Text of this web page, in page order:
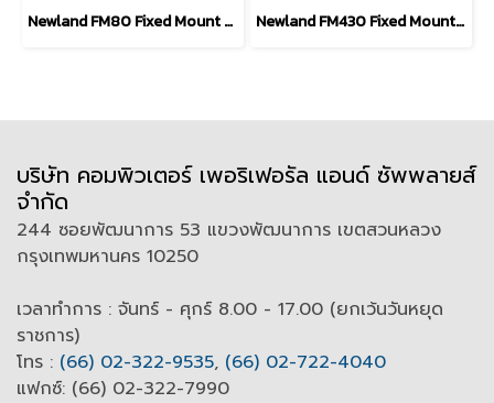
Newland FM80 Fixed Mount Barcode Scanner (POS / Kiosk) Newland FM430 Fixed Mount Barcode Scanner (1D / 2D)
บริษัท คอมพิวเตอร์ เพอริเฟอรัล แอนด์ ซัพพลายส์
จำกัด
244 ซอยพัฒนาการ 53 แขวงพัฒนาการ เขตสวนหลวง
กรุงเทพมหานคร 10250
เวลาทำการ : จันทร์ - ศุกร์ 8.00 - 17.00 (ยกเว้นวันหยุด
ราชการ)
โทร : (66) 02-322-9535, (66) 02-722-4040
แฟกซ์: (66) 02-322-7990